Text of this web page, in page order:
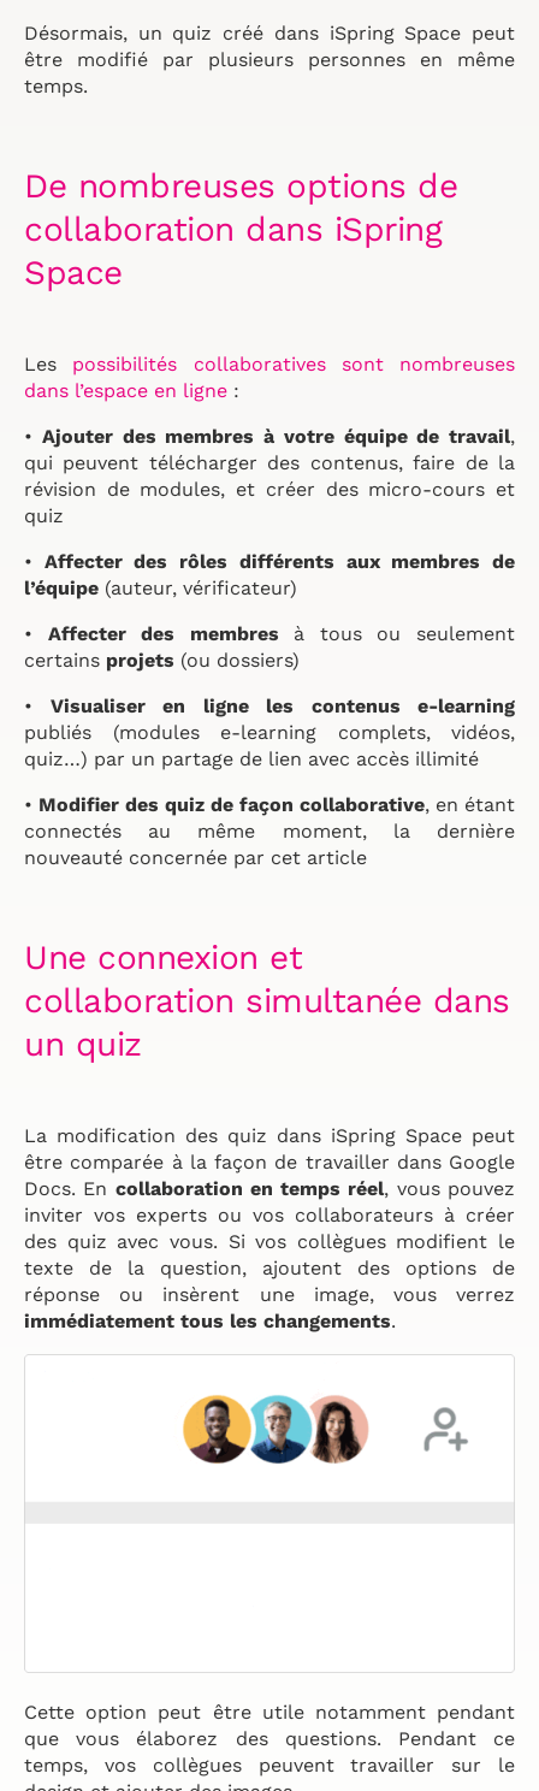
Désormais, un quiz créé dans iSpring Space peut
être modifié par plusieurs personnes en même
temps.
De nombreuses options de
collaboration dans iSpring
Space
Les possibilités collaboratives sont nombreuses
dans l’espace en ligne :
• Ajouter des membres à votre équipe de travail,
qui peuvent télécharger des contenus, faire de la
révision de modules, et créer des micro-cours et
quiz
• Affecter des rôles différents aux membres de
l’équipe (auteur, vérificateur)
• Affecter des membres à tous ou seulement
certains projets (ou dossiers)
• Visualiser en ligne les contenus e-learning
publiés (modules e-learning complets, vidéos,
quiz…) par un partage de lien avec accès illimité
• Modifier des quiz de façon collaborative, en étant
connectés au même moment, la dernière
nouveauté concernée par cet article
Une connexion et
collaboration simultanée dans
un quiz
La modification des quiz dans iSpring Space peut
être comparée à la façon de travailler dans Google
Docs. En collaboration en temps réel, vous pouvez
inviter vos experts ou vos collaborateurs à créer
des quiz avec vous. Si vos collègues modifient le
texte de la question, ajoutent des options de
réponse ou insèrent une image, vous verrez
immédiatement tous les changements.
Cette option peut être utile notamment pendant
que vous élaborez des questions. Pendant ce
temps, vos collègues peuvent travailler sur le